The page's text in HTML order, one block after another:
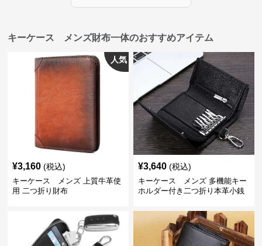
キーケース メンズ財布一体のおすすめアイテム
人気
¥3,160 (税込)
キーケース メンズ 上質牛革使
用 二つ折り財布
¥3,640 (税込)
キーケース メンズ 多機能キー
ホルダー付き二つ折り本革小銭